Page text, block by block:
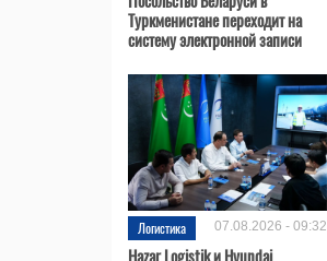
Туркменистане переходит на
систему электронной записи
Логистика 07.08.2026 - 09:32
Hazar Logistik и Hyundai